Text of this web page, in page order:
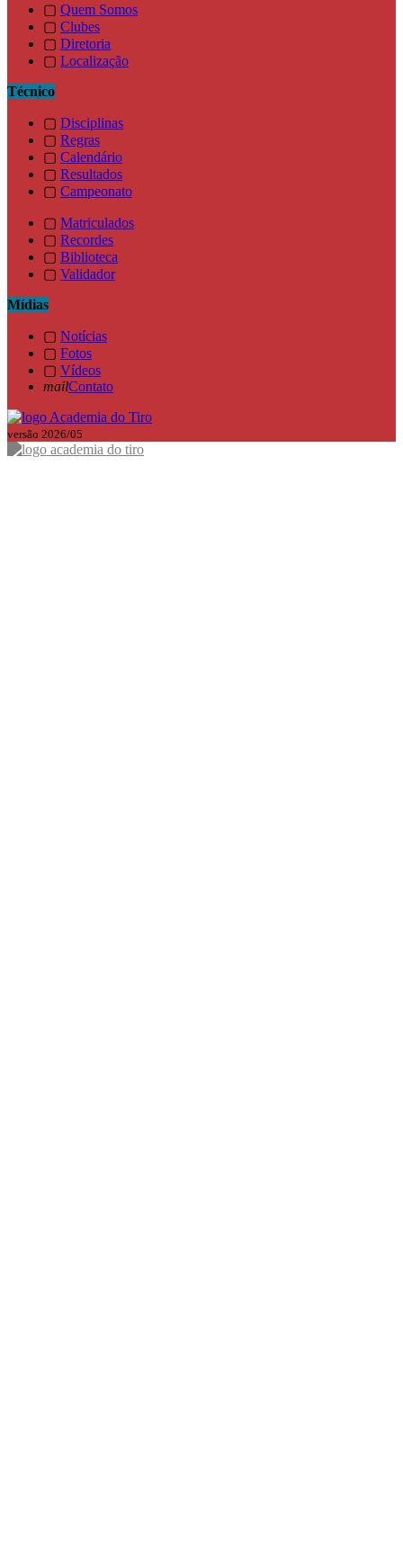
▢ Quem Somos
▢ Clubes
▢ Diretoria
▢ Localização
Técnico
▢ Disciplinas
▢ Regras
▢ Calendário
▢ Resultados
▢ Campeonato
▢ Matriculados
▢ Recordes
▢ Biblioteca
▢ Validador
Mídias
▢ Notícias
▢ Fotos
▢ Vídeos
mailContato
versão 2026/05